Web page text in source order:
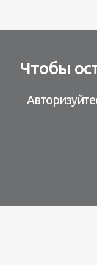
Чтобы